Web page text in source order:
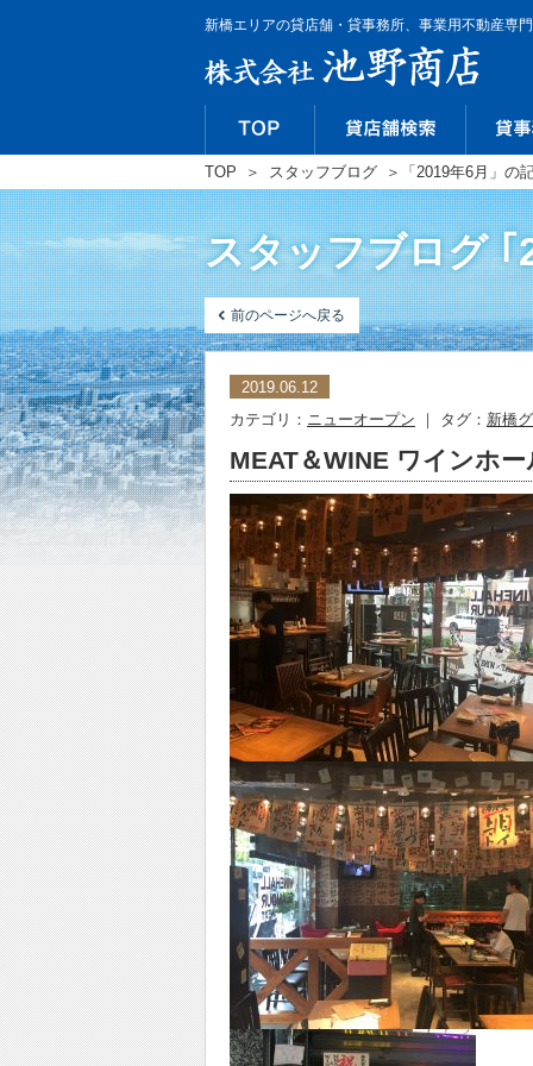
新橋エリアの貸店舗・貸事務所、事業用不動産専門
TOP ＞ スタッフブログ ＞ 「2019年6月」の
スタッフブログ ｢
前のページへ戻る
2019.06.12
カテゴリ： ニューオープン ｜ タグ： 新橋
MEAT＆WINE ワインホ